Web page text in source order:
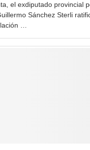
el exdiputado provincial
Sánchez Sterli
…